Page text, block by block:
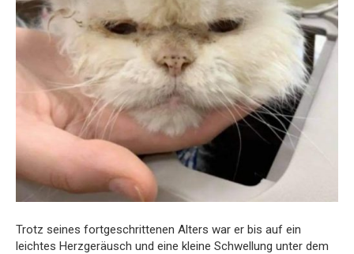
Trotz seines fortgeschrittenen Alters war er bis auf ein
leichtes Herzgeräusch und eine kleine Schwellung unter dem